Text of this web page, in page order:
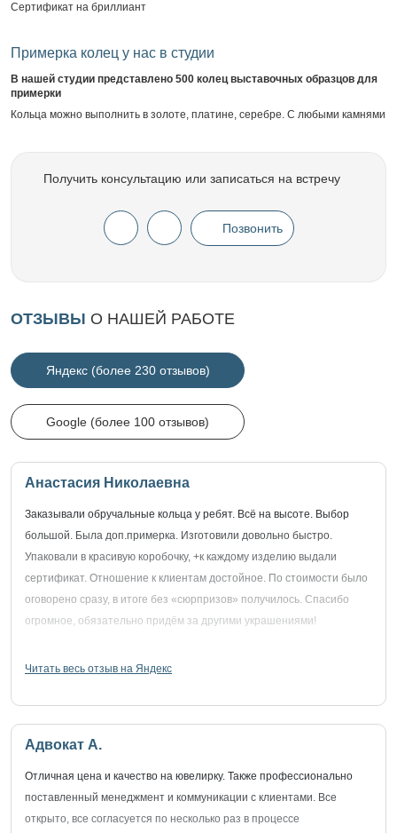
Сертификат на бриллиант
Примерка колец у нас в студии
В нашей студии представлено 500 колец выставочных образцов для
примерки
Кольца можно выполнить в золоте, платине, серебре. С любыми камнями
Получить консультацию или записаться на встречу
Позвонить
ОТЗЫВЫ О НАШЕЙ РАБОТЕ
Яндекс (более 230 отзывов)
Google (более 100 отзывов)
Анастасия Николаевна
Заказывали обручальные кольца у ребят. Всё на высоте. Выбор
большой. Была доп.примерка. Изготовили довольно быстро.
Упаковали в красивую коробочку, +к каждому изделию выдали
сертификат. Отношение к клиентам достойное. По стоимости было
оговорено сразу, в итоге без «сюрпризов» получилось. Спасибо
огромное, обязательно придём за другими украшениями!
Читать весь отзыв на Яндекс
Адвокат А.
Отличная цена и качество на ювелирку. Также профессионально
поставленный менеджмент и коммуникации с клиентами. Все
открыто, все согласуется по несколько раз в процессе